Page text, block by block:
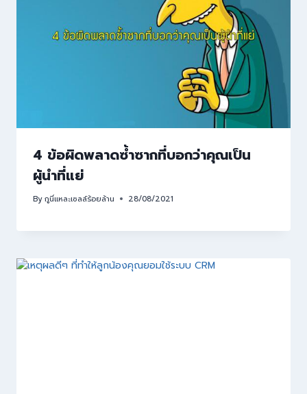
4 ข้อผิดพลาดซ้ำซากที่บอกว่าคุณเป็น
ผู้นำที่แย่
Byกูนี่แหละเซลล์ร้อยล้าน 28/08/2021